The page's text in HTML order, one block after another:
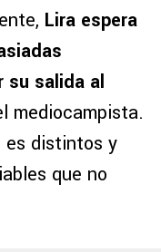
Lira espera
su salida al
mediocampista.
es distintos y
que no